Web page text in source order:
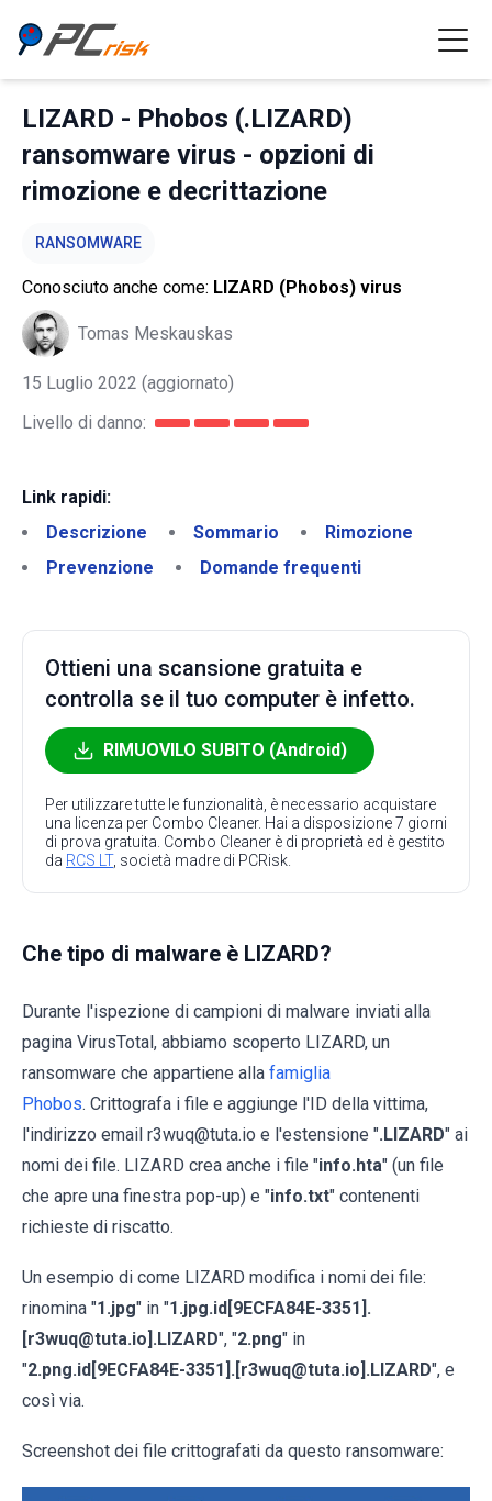
LIZARD - Phobos (.LIZARD)
ransomware virus - opzioni di
rimozione e decrittazione
RANSOMWARE
Conosciuto anche come: LIZARD (Phobos) virus
Tomas Meskauskas
15 Luglio 2022 (aggiornato)
Livello di danno:
Link rapidi:
Descrizione
Sommario
Rimozione
Prevenzione
Domande frequenti
Ottieni una scansione gratuita e
controlla se il tuo computer è infetto.
RIMUOVILO SUBITO (Android)
Per utilizzare tutte le funzionalità, è necessario acquistare
una licenza per Combo Cleaner. Hai a disposizione 7 giorni
di prova gratuita. Combo Cleaner è di proprietà ed è gestito
da RCS LT, società madre di PCRisk.
Che tipo di malware è LIZARD?
Durante l'ispezione di campioni di malware inviati alla
pagina VirusTotal, abbiamo scoperto LIZARD, un
ransomware che appartiene alla famiglia
Phobos. Crittografa i file e aggiunge l'ID della vittima,
l'indirizzo email r3wuq@tuta.io e l'estensione ".LIZARD" ai
nomi dei file. LIZARD crea anche i file "info.hta" (un file
che apre una finestra pop-up) e "info.txt" contenenti
richieste di riscatto.
Un esempio di come LIZARD modifica i nomi dei file:
rinomina "1.jpg" in "1.jpg.id[9ECFA84E-3351].
[r3wuq@tuta.io].LIZARD", "2.png" in
"2.png.id[9ECFA84E-3351].[r3wuq@tuta.io].LIZARD", e
così via.
Screenshot dei file crittografati da questo ransomware: